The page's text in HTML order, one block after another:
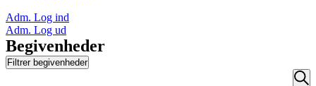
Adm. Log ind
Adm. Log ud
Begivenheder
Filtrer begivenheder